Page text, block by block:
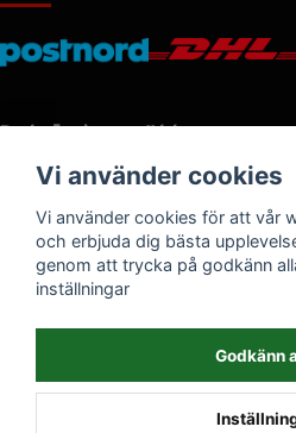
Betalningssätt
Vi använder cookies
Vi använder cookies för att vår
och erbjuda dig bästa
genom att trycka på godkänn
inställningar
Godkänn